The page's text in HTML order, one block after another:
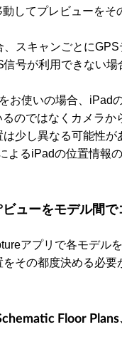
してプレビューをそ
スキャンごとにGPS
号が利用できない場
お使いの場合、iPad
のではなくカメラか
少し異なる可能性が
よるiPadの位置情報
ューをモデル間で
アプリで各モデルを
その都度決める必要
Floor Plans